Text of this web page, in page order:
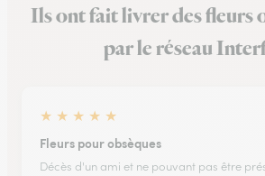
Ils ont fait livrer des fleurs
par le réseau
★ ★ ★ ★ ★
Fleurs pour obsèques
Décès d'un ami et ne pouvant pas être